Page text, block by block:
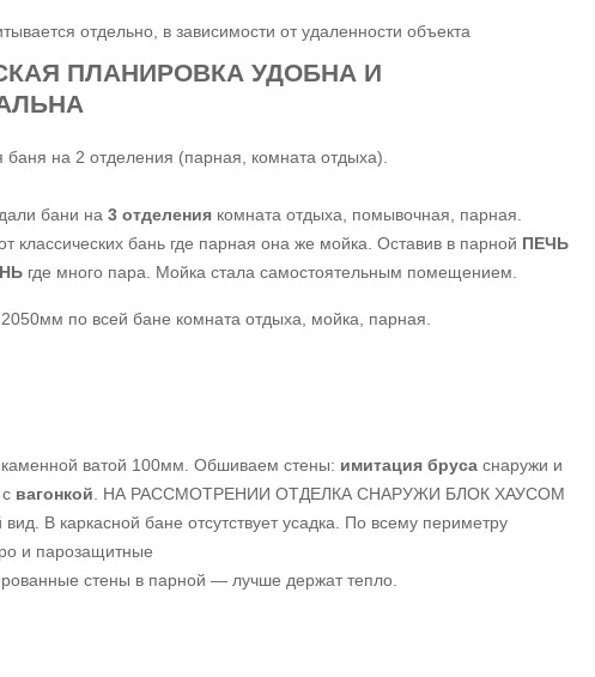
отдельно, в зависимости от удаленности объекта
ПЛАНИРОВКА УДОБНА И
баня на 2 отделения (парная, комната отдыха).
бани на 3 отделения комната отдыха, помывочная, парная.
классических бань где парная она же мойка. Оставив в парной ПЕЧЬ
где много пара. Мойка стала самостоятельным помещением.
по всей бане комната отдыха, мойка, парная.
ватой 100мм. Обшиваем стены: имитация бруса снаружи и
вагонкой . НА РАССМОТРЕНИИ ОТДЕЛКА СНАРУЖИ БЛОК ХАУСОМ
В каркасной бане отсутствует усадка. По всему периметру
и парозащитные
стены в парной — лучше держат тепло.